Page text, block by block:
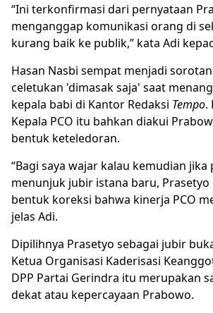
“Ini terkonfirmasi dari pernyataan
menganggap komunikasi orang di
kurang baik ke publik,” kata Adi
Hasan Nasbi sempat menjadi
celetukan 'dimasak saja' saat
kepala babi di Kantor Redaksi Tempo.
Kepala PCO itu bahkan diakui
bentuk keteledoran.
“Bagi saya wajar kalau kemudian jika
menunjuk jubir istana baru, Prasetyo
bentuk koreksi bahwa kinerja PCO
jelas Adi.
Dipilihnya Prasetyo sebagai jubir
Ketua Organisasi Kaderisasi
DPP Partai Gerindra itu merupakan
dekat atau kepercayaan Prabowo.